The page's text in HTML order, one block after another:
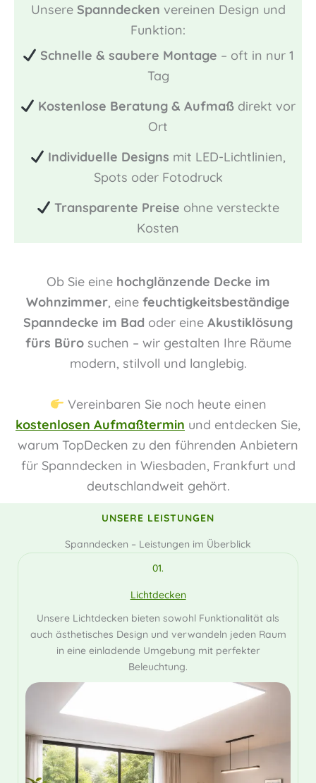
Unsere Spanndecken vereinen Design und
Funktion:
Schnelle & saubere Montage – oft in nur 1
Tag
Kostenlose Beratung & Aufmaß direkt vor
Ort
Individuelle Designs mit LED-Lichtlinien,
Spots oder Fotodruck
Transparente Preise ohne versteckte
Kosten
Ob Sie eine hochglänzende Decke im
Wohnzimmer, eine feuchtigkeitsbeständige
Spanndecke im Bad oder eine Akustiklösung
fürs Bürosuchen – wir gestalten Ihre Räume
modern, stilvoll und langlebig.
Vereinbaren Sie noch heute einen
kostenlosen Aufmaßtermin und entdecken Sie,
warum TopDecken zu den führenden Anbietern
für Spanndecken in Wiesbaden, Frankfurt und
deutschlandweit gehört.
UNSERE LEISTUNGEN
Spanndecken – Leistungen im Überblick
01.
Lichtdecken
Unsere Lichtdecken bieten sowohl Funktionalität als
auch ästhetisches Design und verwandeln jeden Raum
in eine einladende Umgebung mit perfekter
Beleuchtung.